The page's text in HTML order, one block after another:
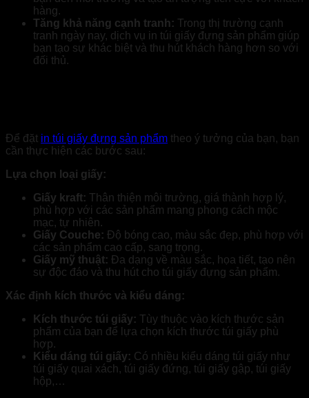
hàng.
Tăng khả năng cạnh tranh: Trong thị trường cạnh
tranh ngày nay, dịch vụ in túi giấy đựng sản phẩm giúp
bạn tạo sự khác biệt và thu hút khách hàng hơn so với
đối thủ.
Để đặt in túi giấy đựng sản phẩm theo ý tưởng của bạn, bạn
cần thực hiện các bước sau:
Lựa chọn loại giấy:
Giấy kraft: Thân thiện môi trường, giá thành hợp lý,
phù hợp với các sản phẩm mang phong cách mộc
mạc, tự nhiên.
Giấy Couche: Độ bóng cao, màu sắc đẹp, phù hợp với
các sản phẩm cao cấp, sang trọng.
Giấy mỹ thuật: Đa dạng về màu sắc, họa tiết, tạo nên
sự độc đáo và thu hút cho túi giấy đựng sản phẩm.
Xác định kích thước và kiểu dáng:
Kích thước túi giấy: Tùy thuộc vào kích thước sản
phẩm của bạn để lựa chọn kích thước túi giấy phù
hợp.
Kiểu dáng túi giấy: Có nhiều kiểu dáng túi giấy như
túi giấy quai xách, túi giấy đứng, túi giấy gập, túi giấy
hộp,…